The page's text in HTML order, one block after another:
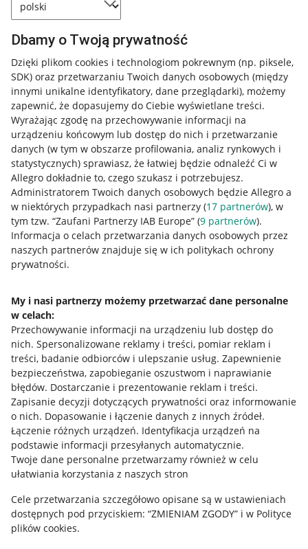
Dbamy o Twoją prywatność
Dzięki plikom cookies i technologiom pokrewnym (np. piksele,
SDK) oraz przetwarzaniu Twoich danych osobowych (między
innymi unikalne identyfikatory, dane przeglądarki), możemy
zapewnić, że dopasujemy do Ciebie wyświetlane treści.
Wyrażając zgodę na przechowywanie informacji na
urządzeniu końcowym lub dostęp do nich i przetwarzanie
danych (w tym w obszarze profilowania, analiz rynkowych i
statystycznych) sprawiasz, że łatwiej będzie odnaleźć Ci w
Allegro dokładnie to, czego szukasz i potrzebujesz.
Administratorem Twoich danych osobowych będzie Allegro a
w niektórych przypadkach nasi partnerzy (17 partnerów), w
tym tzw. “Zaufani Partnerzy IAB Europe” (9 partnerów).
Informacja o celach przetwarzania danych osobowych przez
naszych partnerów znajduje się w ich politykach ochrony
prywatności.
My i nasi partnerzy możemy przetwarzać dane personalne
w celach:
Przechowywanie informacji na urządzeniu lub dostęp do
nich. Spersonalizowane reklamy i treści, pomiar reklam i
treści, badanie odbiorców i ulepszanie usług. Zapewnienie
bezpieczeństwa, zapobieganie oszustwom i naprawianie
błędów. Dostarczanie i prezentowanie reklam i treści.
Zapisanie decyzji dotyczących prywatności oraz informowanie
o nich. Dopasowanie i łączenie danych z innych źródeł.
Łączenie różnych urządzeń. Identyfikacja urządzeń na
podstawie informacji przesyłanych automatycznie.
Twoje dane personalne przetwarzamy również w celu
ułatwiania korzystania z naszych stron
Cele przetwarzania szczegółowo opisane są w ustawieniach
dostępnych pod przyciskiem: “ZMIENIAM ZGODY” i w Polityce
plików cookies.
Przydatne informacje
Jak to działa
Allegro Gadane dla sprzedających
Allegro Gadane dla kupujących
Mapa miejscowości
Informacje prawne
Regulamin
Polityka plików "cookies"
Ustawienia plików "cookies"
Udostępnianie lokalizacji
Informacje dla Aktu o Usługach Cyfrowych